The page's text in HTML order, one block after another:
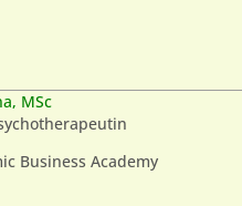
MSc
Business Academy